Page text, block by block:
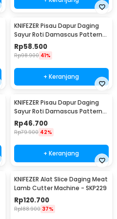
KNIFEZER Pisau Dapur Daging
Sayur Roti Damascus Pattern
Stainless 7 Inch Cleaver Knife
Rp58.500
Rp98.900 41%
+ Keranjang
KNIFEZER Pisau Dapur Daging
Sayur Roti Damascus Pattern
Stainless 5 Inch Santoku Knife
Rp46.700
Rp79.900 42%
+ Keranjang
KNIFEZER Alat Slice Daging Meat
Lamb Cutter Machine - SKP229
Rp120.700
Rp188.900 37%